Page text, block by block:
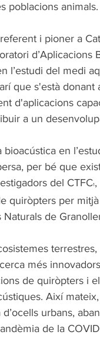
poblacions animals.
i pioner a
d’Aplicacions
l’estudi del medi
que s'està
d'aplicacions
a un
bioacústica en
per bé que
del CTFC1 ,
quiròpters per
de
més
de quiròpters i
Així
urbans,
de la